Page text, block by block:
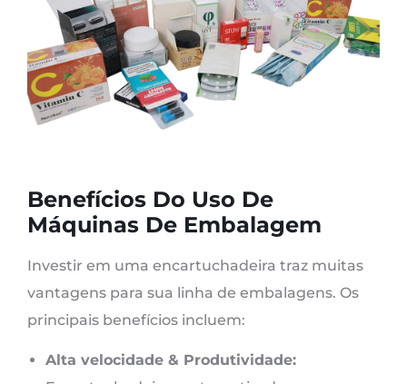
Benefícios Do Uso De
Máquinas De Embalagem
Investir em uma encartuchadeira traz muitas
vantagens para sua linha de embalagens. Os
principais benefícios incluem:
Alta velocidade & Produtividade: